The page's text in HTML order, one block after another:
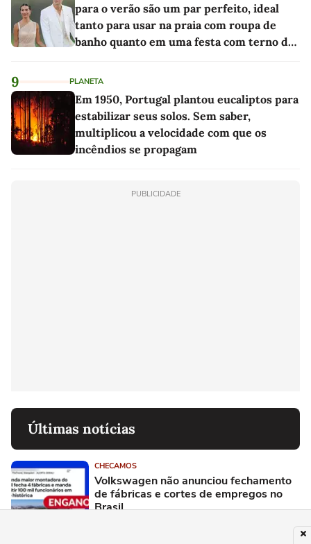
para o verão são um par perfeito, ideal
tanto para usar na praia com roupa de
banho quanto em uma festa com terno de
9 PLANETA
Em 1950, Portugal plantou eucaliptos para
estabilizar seus solos. Sem saber,
multiplicou a velocidade com que os
incêndios se propagam
PUBLICIDADE
Últimas notícias
CHECAMOS
Volkswagen não anunciou fechamento
de fábricas e cortes de empregos no
Brasil